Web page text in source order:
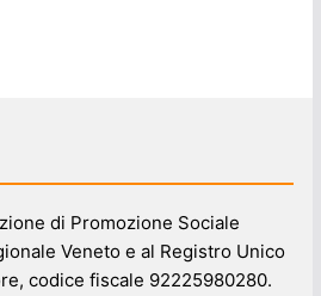
di Promozione Sociale
Veneto e al Registro Unico
codice fiscale 92225980280.